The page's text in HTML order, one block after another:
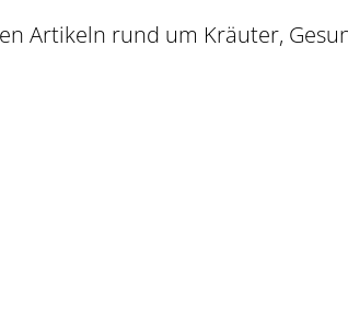
Artikeln rund um Kräuter,